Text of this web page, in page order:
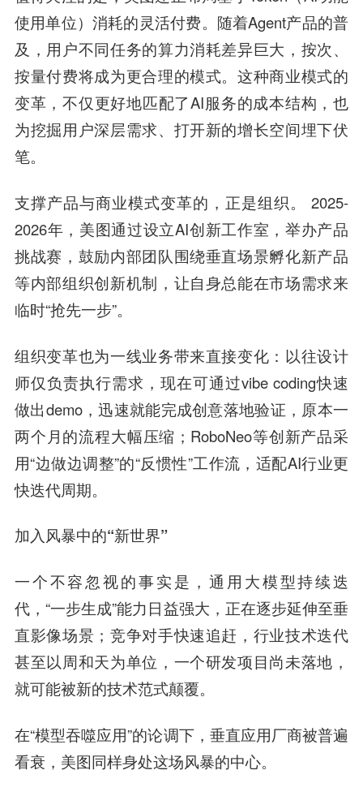
使用单位）消耗的灵活付费。随着Agent产品的普
及，用户不同任务的算力消耗差异巨大，按次、
按量付费将成为更合理的模式。这种商业模式的
变革，不仅更好地匹配了AI服务的成本结构，也
为挖掘用户深层需求、打开新的增长空间埋下伏
笔。
支撑产品与商业模式变革的，正是组织。 2025-
2026年，美图通过设立AI创新工作室，举办产品
挑战赛，鼓励内部团队围绕垂直场景孵化新产品
等内部组织创新机制，让自身总能在市场需求来
临时“抢先一步”。
组织变革也为一线业务带来直接变化：以往设计
师仅负责执行需求，现在可通过vibe coding快速
做出demo，迅速就能完成创意落地验证，原本一
两个月的流程大幅压缩；RoboNeo等创新产品采
用“边做边调整”的“反惯性”工作流，适配AI行业更
快迭代周期。
加入风暴中的“新世界”
一个不容忽视的事实是，通用大模型持续迭
代，“一步生成”能力日益强大，正在逐步延伸至垂
直影像场景；竞争对手快速追赶，行业技术迭代
甚至以周和天为单位，一个研发项目尚未落地，
就可能被新的技术范式颠覆。
在“模型吞噬应用”的论调下，垂直应用厂商被普遍
看衰，美图同样身处这场风暴的中心。